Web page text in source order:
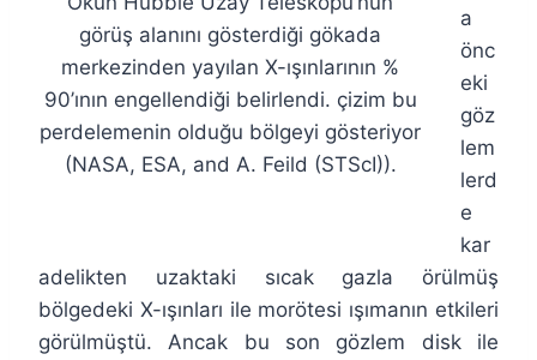
görüş alanını gösterdiği gökada
merkezinden yayılan X-ışınlarının %
90’ının engellendiği belirlendi. çizim bu
perdelemenin olduğu bölgeyi gösteriyor
(NASA, ESA, and A. Feild (STScI)).
a
önc
eki
göz
lem
lerd
e
kar
adelikten uzaktaki sıcak gazla örülmüş
bölgedeki X-ışınları ile morötesi ışımanın etkileri
görülmüştü. Ancak bu son gözlem disk ile